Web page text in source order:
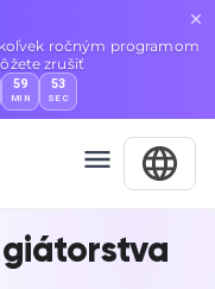
ročným programom
zrušiť
59
MIN
52
SEC